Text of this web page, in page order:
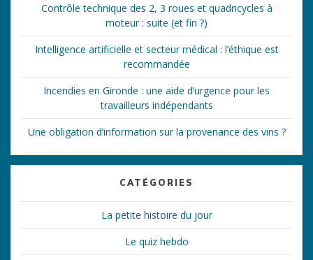
Contrôle technique des 2, 3 roues et quadricycles à
moteur : suite (et fin ?)
Intelligence artificielle et secteur médical : l’éthique est
recommandée
Incendies en Gironde : une aide d’urgence pour les
travailleurs indépendants
Une obligation d’information sur la provenance des vins ?
CATÉGORIES
La petite histoire du jour
Le quiz hebdo